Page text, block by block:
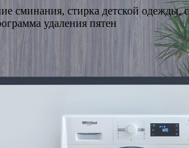
сминания, стирка детской
удаления пятен